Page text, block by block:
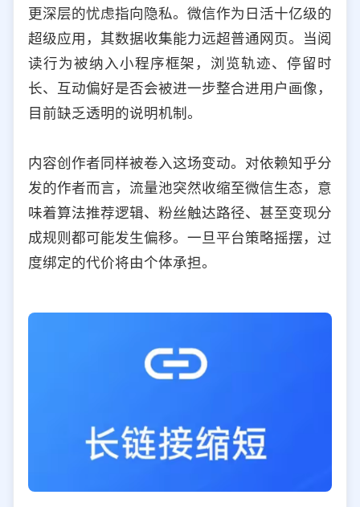
更深层的忧虑指向隐私。微信作为日活十亿级的
超级应用，其数据收集能力远超普通网页。当阅
读行为被纳入小程序框架，浏览轨迹、停留时
长、互动偏好是否会被进一步整合进用户画像，
目前缺乏透明的说明机制。
内容创作者同样被卷入这场变动。对依赖知乎分
发的作者而言，流量池突然收缩至微信生态，意
味着算法推荐逻辑、粉丝触达路径、甚至变现分
成规则都可能发生偏移。一旦平台策略摇摆，过
度绑定的代价将由个体承担。